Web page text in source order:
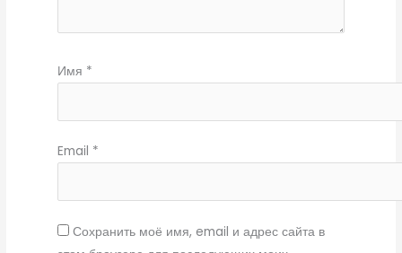
Имя *
Email *
Сохранить моё имя, email и адрес сайта в